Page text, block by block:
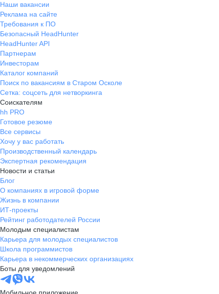
Наши вакансии
Реклама на сайте
Требования к ПО
Безопасный HeadHunter
HeadHunter API
Партнерам
Инвесторам
Каталог компаний
Поиск по вакансиям в Старом Осколе
Сетка: соцсеть для нетворкинга
Соискателям
hh PRO
Готовое резюме
Все сервисы
Хочу у вас работать
Производственный календарь
Экспертная рекомендация
Новости и статьи
Блог
О компаниях в игровой форме
Жизнь в компании
ИТ-проекты
Рейтинг работодателей России
Молодым специалистам
Карьера для молодых специалистов
Школа программистов
Карьера в некоммерческих организациях
Боты для уведомлений